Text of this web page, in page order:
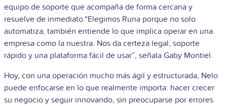
equipo de soporte que acompaña de forma cercana y
resuelve de inmediato.“Elegimos Runa porque no solo
automatiza, también entiende lo que implica operar en una
empresa como la nuestra. Nos da certeza legal, soporte
rápido y una plataforma fácil de usar”, señala Gaby Montiel.
Hoy, con una operación mucho más ágil y estructurada, Nelo
puede enfocarse en lo que realmente importa: hacer crecer
su negocio y seguir innovando, sin preocuparse por errores